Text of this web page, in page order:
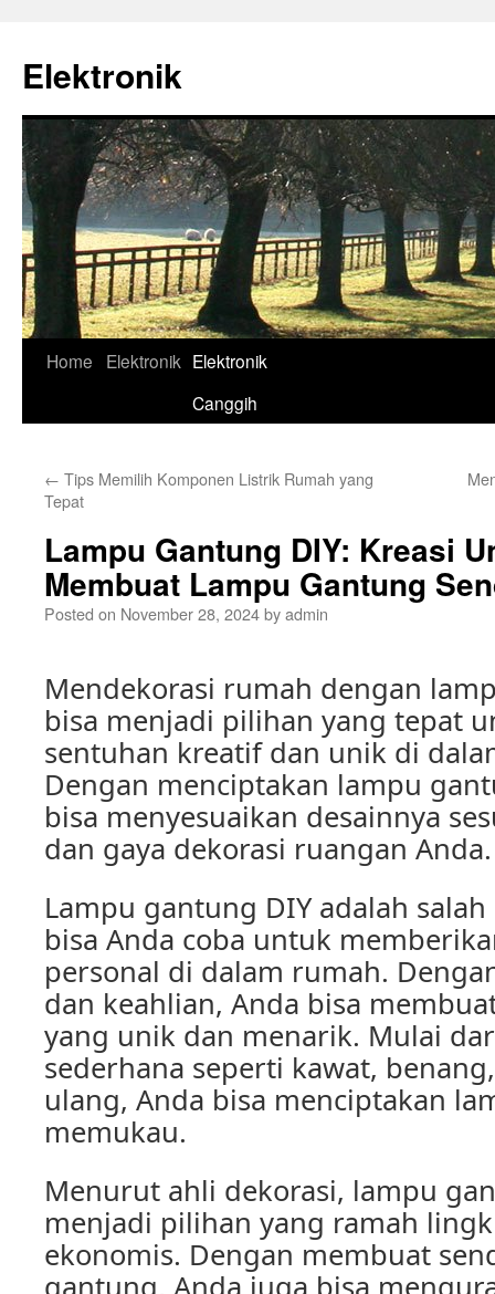
content
Elektronik
Home Elektronik Elektronik
Canggih
← Tips Memilih Komponen Listrik Rumah yang
Tepat
Lampu Gantung DIY: Kreasi
Membuat Lampu Gantung
Posted on November 28, 2024byadmin
Mendekorasi rumah dengan
bisa menjadi pilihan yang tepat
sentuhan kreatif dan unik di
Dengan menciptakan lampu
bisa menyesuaikan desainnya
dan gaya dekorasi ruangan Anda.
Lampu gantung DIY adalah
bisa Anda coba untuk
personal di dalam rumah.
dan keahlian, Anda bisa
yang unik dan menarik. Mulai
sederhana seperti kawat,
ulang, Anda bisa menciptakan
memukau.
Menurut ahli dekorasi, lampu
menjadi pilihan yang ramah
ekonomis. Dengan membuat
gantung, Anda juga bisa